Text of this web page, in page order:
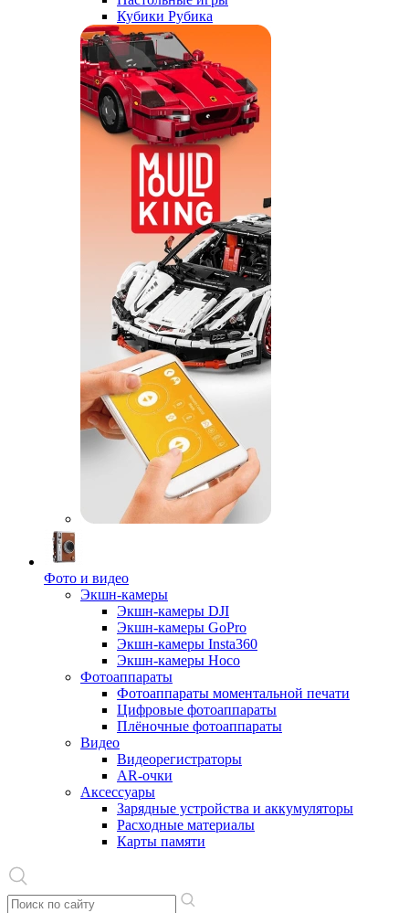
Кубики Рубика
Фото и видео
Экшн-камеры
Экшн-камеры DJI
Экшн-камеры GoPro
Экшн-камеры Insta360
Экшн-камеры Hoco
Фотоаппараты
Фотоаппараты моментальной печати
Цифровые фотоаппараты
Плёночные фотоаппараты
Видео
Видеорегистраторы
AR-очки
Аксессуары
Зарядные устройства и аккумуляторы
Расходные материалы
Карты памяти